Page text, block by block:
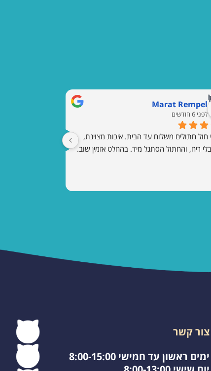
Marat Rempel
לפני 6 חודשים
ריח, והחתול הסתגל מיד. בהחלט אזמין שוב.
צור קשר
ימים ראשון עד חמישי 8:00-15:00